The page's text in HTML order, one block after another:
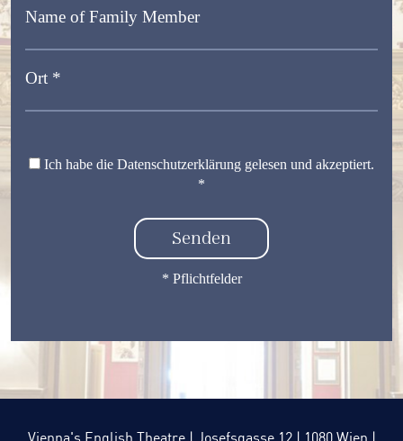
Name of Family Member
Ort *
Ich habe die Datenschutzerklärung gelesen und akzeptiert.
*
* Pflichtfelder